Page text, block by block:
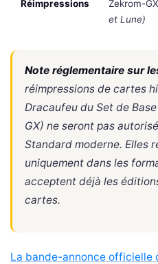
Réimpressions Zekrom-GX
et Lune)
Note réglementaire sur
réimpressions de cartes
Dracaufeu du Set de
GX) ne seront pas
Standard moderne. Elles
uniquement dans les
acceptent déjà les
cartes.
La bande-annonce officielle